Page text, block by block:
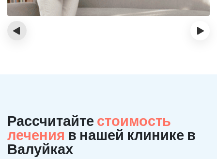
‹ ›
Рассчитайте стоимость
лечения в нашей клинике в
Валуйках